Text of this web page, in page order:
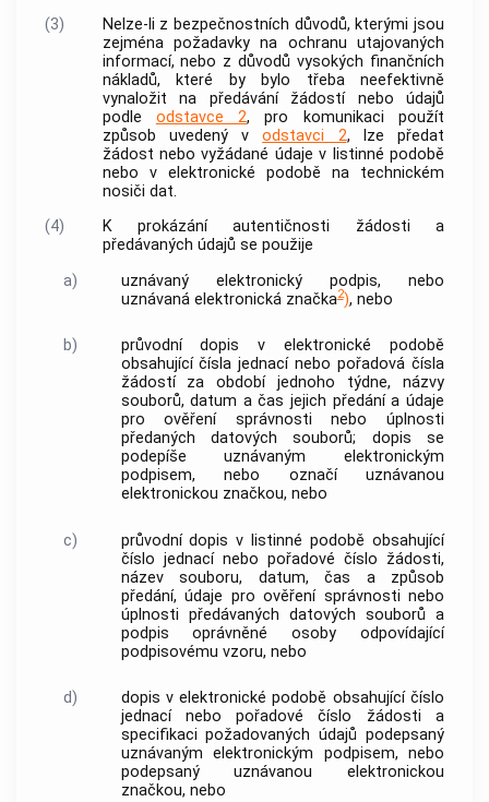
(3)
Nelze-li z bezpečnostních důvodů, kterými jsou
zejména požadavky na ochranu utajovaných
informací, nebo z důvodů vysokých finančních
nákladů, které by bylo třeba neefektivně
vynaložit na předávání žádostí nebo údajů
podle odstavce 2, pro komunikaci použít
způsob uvedený vodstavci 2, lze předat
žádost nebo vyžádané údaje v listinné podobě
nebo v elektronické podobě na technickém
nosiči dat.
(4)
K prokázání autentičnosti žádosti a
předávaných údajů se použije
a)
uznávaný elektronický podpis, nebo
uznávaná elektronická značka2), nebo
b)
průvodní dopis v elektronické podobě
obsahující čísla jednací nebo pořadová čísla
žádostí za období jednoho týdne, názvy
souborů, datum a čas jejich předání a údaje
pro ověření správnosti nebo úplnosti
předaných datových souborů; dopis se
podepíše uznávaným elektronickým
podpisem, nebo označí uznávanou
elektronickou značkou, nebo
c)
průvodní dopis v listinné podobě obsahující
číslo jednací nebo pořadové číslo žádosti,
název souboru, datum, čas a způsob
předání, údaje pro ověření správnosti nebo
úplnosti předávaných datových souborů a
podpis oprávněné osoby odpovídající
podpisovému vzoru, nebo
d)
dopis v elektronické podobě obsahující číslo
jednací nebo pořadové číslo žádosti a
specifikaci požadovaných údajů podepsaný
uznávanýmelektronickým podpisem, nebo
podepsaný uznávanou elektronickou
značkou, nebo